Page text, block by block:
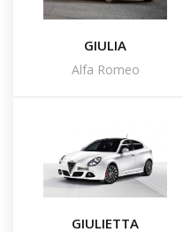
GIULIA
Alfa Romeo
GIULIETTA